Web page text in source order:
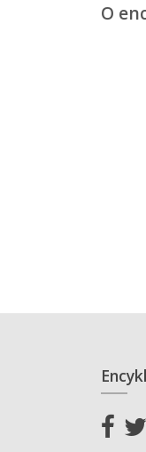
O